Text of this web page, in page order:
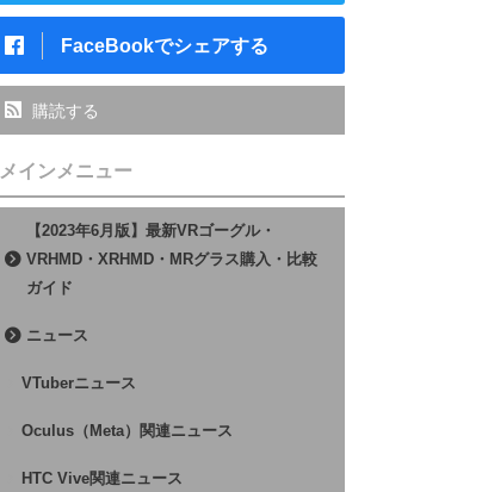
FaceBookでシェアする
購読する
メインメニュー
【2023年6月版】最新VRゴーグル・
VRHMD・XRHMD・MRグラス購入・比較
ガイド
ニュース
VTuberニュース
Oculus（Meta）関連ニュース
HTC Vive関連ニュース